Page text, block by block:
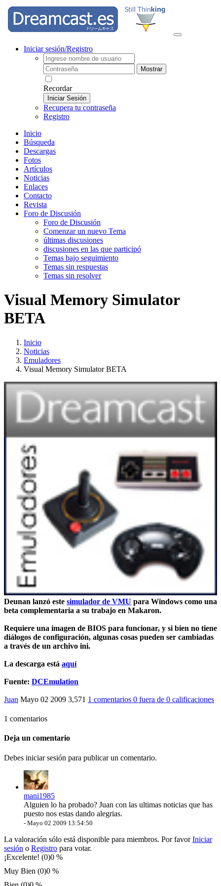
Iniciar sesión/Registro
Mostrar
Recordar
Iniciar Sesión
Recupera tu contraseña
Registro
Inicio
Búsqueda
Descargas
Fotos
Artículos
Noticias
Enlaces
Contacto
Revista
Foro de Discusión
Foro de Discusión
Comenzar un nuevo Tema
últimas discusiones
discusiones en las que participó
Temas bajo seguimiento
Temas sin respuestas
Temas sin resolver
Visual Memory Simulator
BETA
Inicio
Noticias
Emuladores
Visual Memory Simulator BETA
Deunan lanzó este simulador de VMU para Windows como una
beta complementaria a su trabajo en Makaron.
Requiere una imagen de BIOS para funcionar, y si bien no tiene
diálogos de configuración, algunas cosas pueden ser cambiadas
a través de un archivo ini.
La descarga está aquí
Fuente: DCEmulation
Juan Mayo 02 2009 3,571 1 comentarios 0 fuera de 0 calificaciones
1 comentarios
Deja un comentario
Debes iniciar sesión para publicar un comentario.
mani1985
Alguien lo ha probado? Juan con las ultimas noticias que has
puesto nos estas dando alegrias.
- Mayo 02 2009 13:54:50
La valoración sólo está disponible para miembros. Por favorIniciar
sesión o Registro para votar.
¡Excelente! (0)0 %
Muy Bien (0)0 %